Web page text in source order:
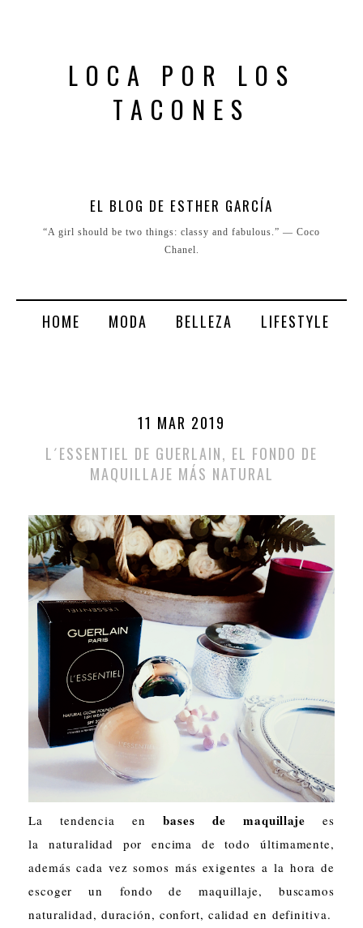
LOCA POR LOS
TACONES
EL BLOG DE ESTHER GARCÍA
“A girl should be two things: classy and fabulous.” ― Coco
Chanel.
HOME MODA BELLEZA LIFESTYLE
11 MAR 2019
L´ESSENTIEL DE GUERLAIN, EL FONDO DE
MAQUILLAJE MÁS NATURAL
La tendencia enbases de maquillaje es
la naturalidad por encima de todo últimamente,
además cada vez somos más exigentes a la hora de
escoger un fondo de maquillaje, buscamos
naturalidad, duración, confort, calidad en definitiva.